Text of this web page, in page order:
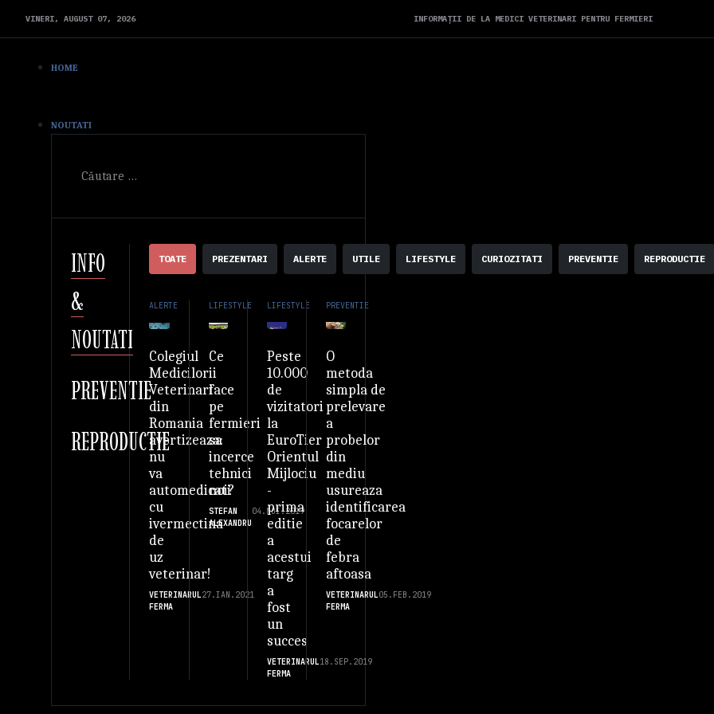
VINERI, AUGUST 07, 2026 INFORMAȚII DE LA MEDICI VETERINARI PENTRU FERMIERI
HOME
NOUTATI
Cautare
INFO
&
NOUTATI
PREVENTIE
REPRODUCTIE
TOATE PREZENTARI ALERTE UTILE LIFESTYLE CURIOZITATI PREVENTIE REPRODUCTIE
ALERTE
Colegiul
Medicilor
Veterinari
din
Romania
avertizeaza:
nu
va
automedicati
cu
ivermectina
de
uz
veterinar!
VETERINARUL
FERMA
27.IAN.2021
LIFESTYLE
Ce
ii
face
pe
fermieri
sa
incerce
tehnici
noi?
STEFAN
ALEXANDRU
04.NOI.2019
LIFESTYLE
Peste
10.000
de
vizitatori
la
EuroTier
Orientul
Mijlociu
-
prima
editie
a
acestui
targ
a
fost
un
succes
VETERINARUL
FERMA
18.SEP.2019
PREVENTIE
O
metoda
simpla de
prelevare
a
probelor
din
mediu
usureaza
identificarea
focarelor
de
febra
aftoasa
VETERINARUL
FERMA
05.FEB.2019